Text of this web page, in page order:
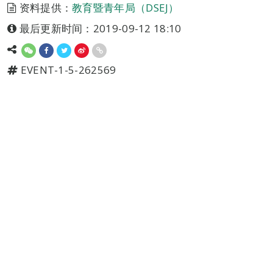
资料提供：教育暨青年局（DSEJ）
最后更新时间：2019-09-12 18:10
EVENT-1-5-262569